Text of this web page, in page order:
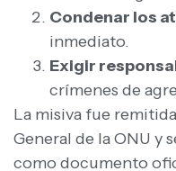
Condenar los
inmediato.
Exigir
crímenes de
La misiva fue
General de la ONU y
como documento